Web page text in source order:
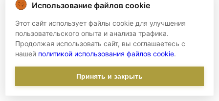
Boca do Lobo
Использование файлов cookie
Этот сайт использует файлы cookie для улучшения
пользовательского опыта и анализа трафика.
Продолжая использовать сайт, вы соглашаетесь с
нашей политикой использования файлов cookie.
Принять и закрыть